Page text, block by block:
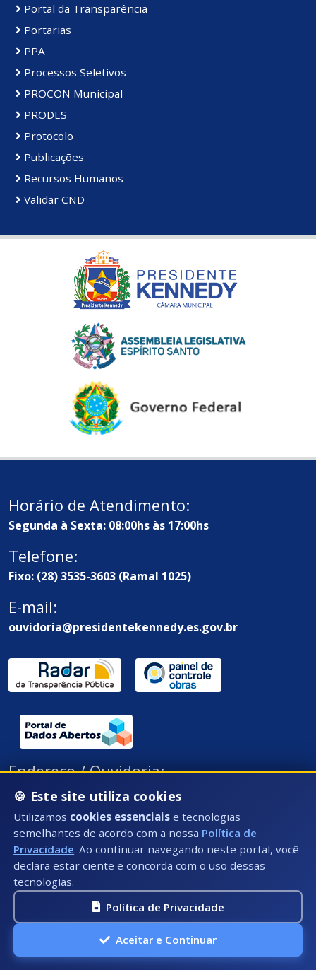
Portal da Transparência
Portarias
PPA
Processos Seletivos
PROCON Municipal
PRODES
Protocolo
Publicações
Recursos Humanos
Validar CND
Horário de Atendimento:
Segunda à Sexta: 08:00hs às 17:00hs
Telefone:
Fixo: (28) 3535-3603 (Ramal 1025)
E-mail:
ouvidoria@presidentekennedy.es.gov.br
Endereço / Ouvidoria:
Rua Átila Vivaqua, Nº 79 - Centro, Presidente
🍪 Este site utiliza cookies
Utilizamos cookies essenciais e tecnologias
semelhantes de acordo com a nossa Política de
Privacidade. Ao continuar navegando neste portal, você
declara estar ciente e concorda com o uso dessas
tecnologias.
Política de Privacidade
Aceitar e Continuar